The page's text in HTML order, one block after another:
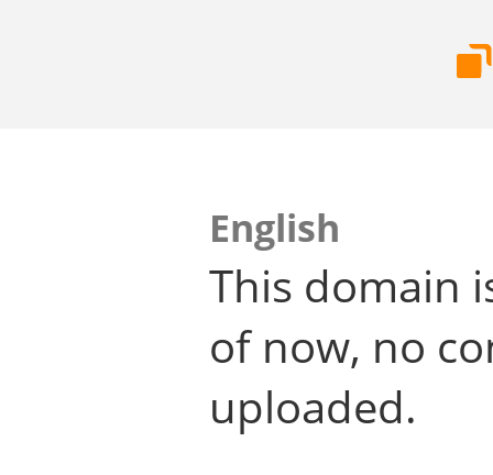
English
This domain
of now, no
uploaded.